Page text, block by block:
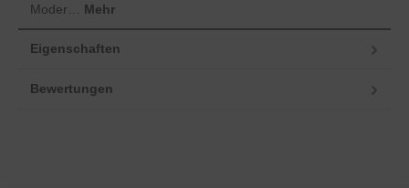
Moder… Mehr
Eigenschaften
Bewertungen